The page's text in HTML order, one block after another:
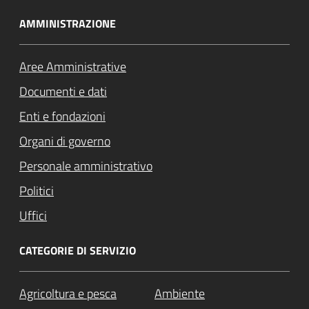
AMMINISTRAZIONE
Aree Amministrative
Documenti e dati
Enti e fondazioni
Organi di governo
Personale amministrativo
Politici
Uffici
CATEGORIE DI SERVIZIO
Agricoltura e pesca Ambiente